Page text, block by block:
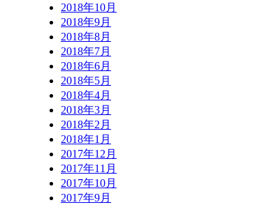
2018年10月
2018年9月
2018年8月
2018年7月
2018年6月
2018年5月
2018年4月
2018年3月
2018年2月
2018年1月
2017年12月
2017年11月
2017年10月
2017年9月